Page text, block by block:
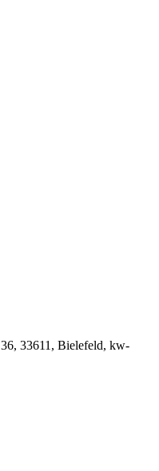
33611, Bielefeld, kw-